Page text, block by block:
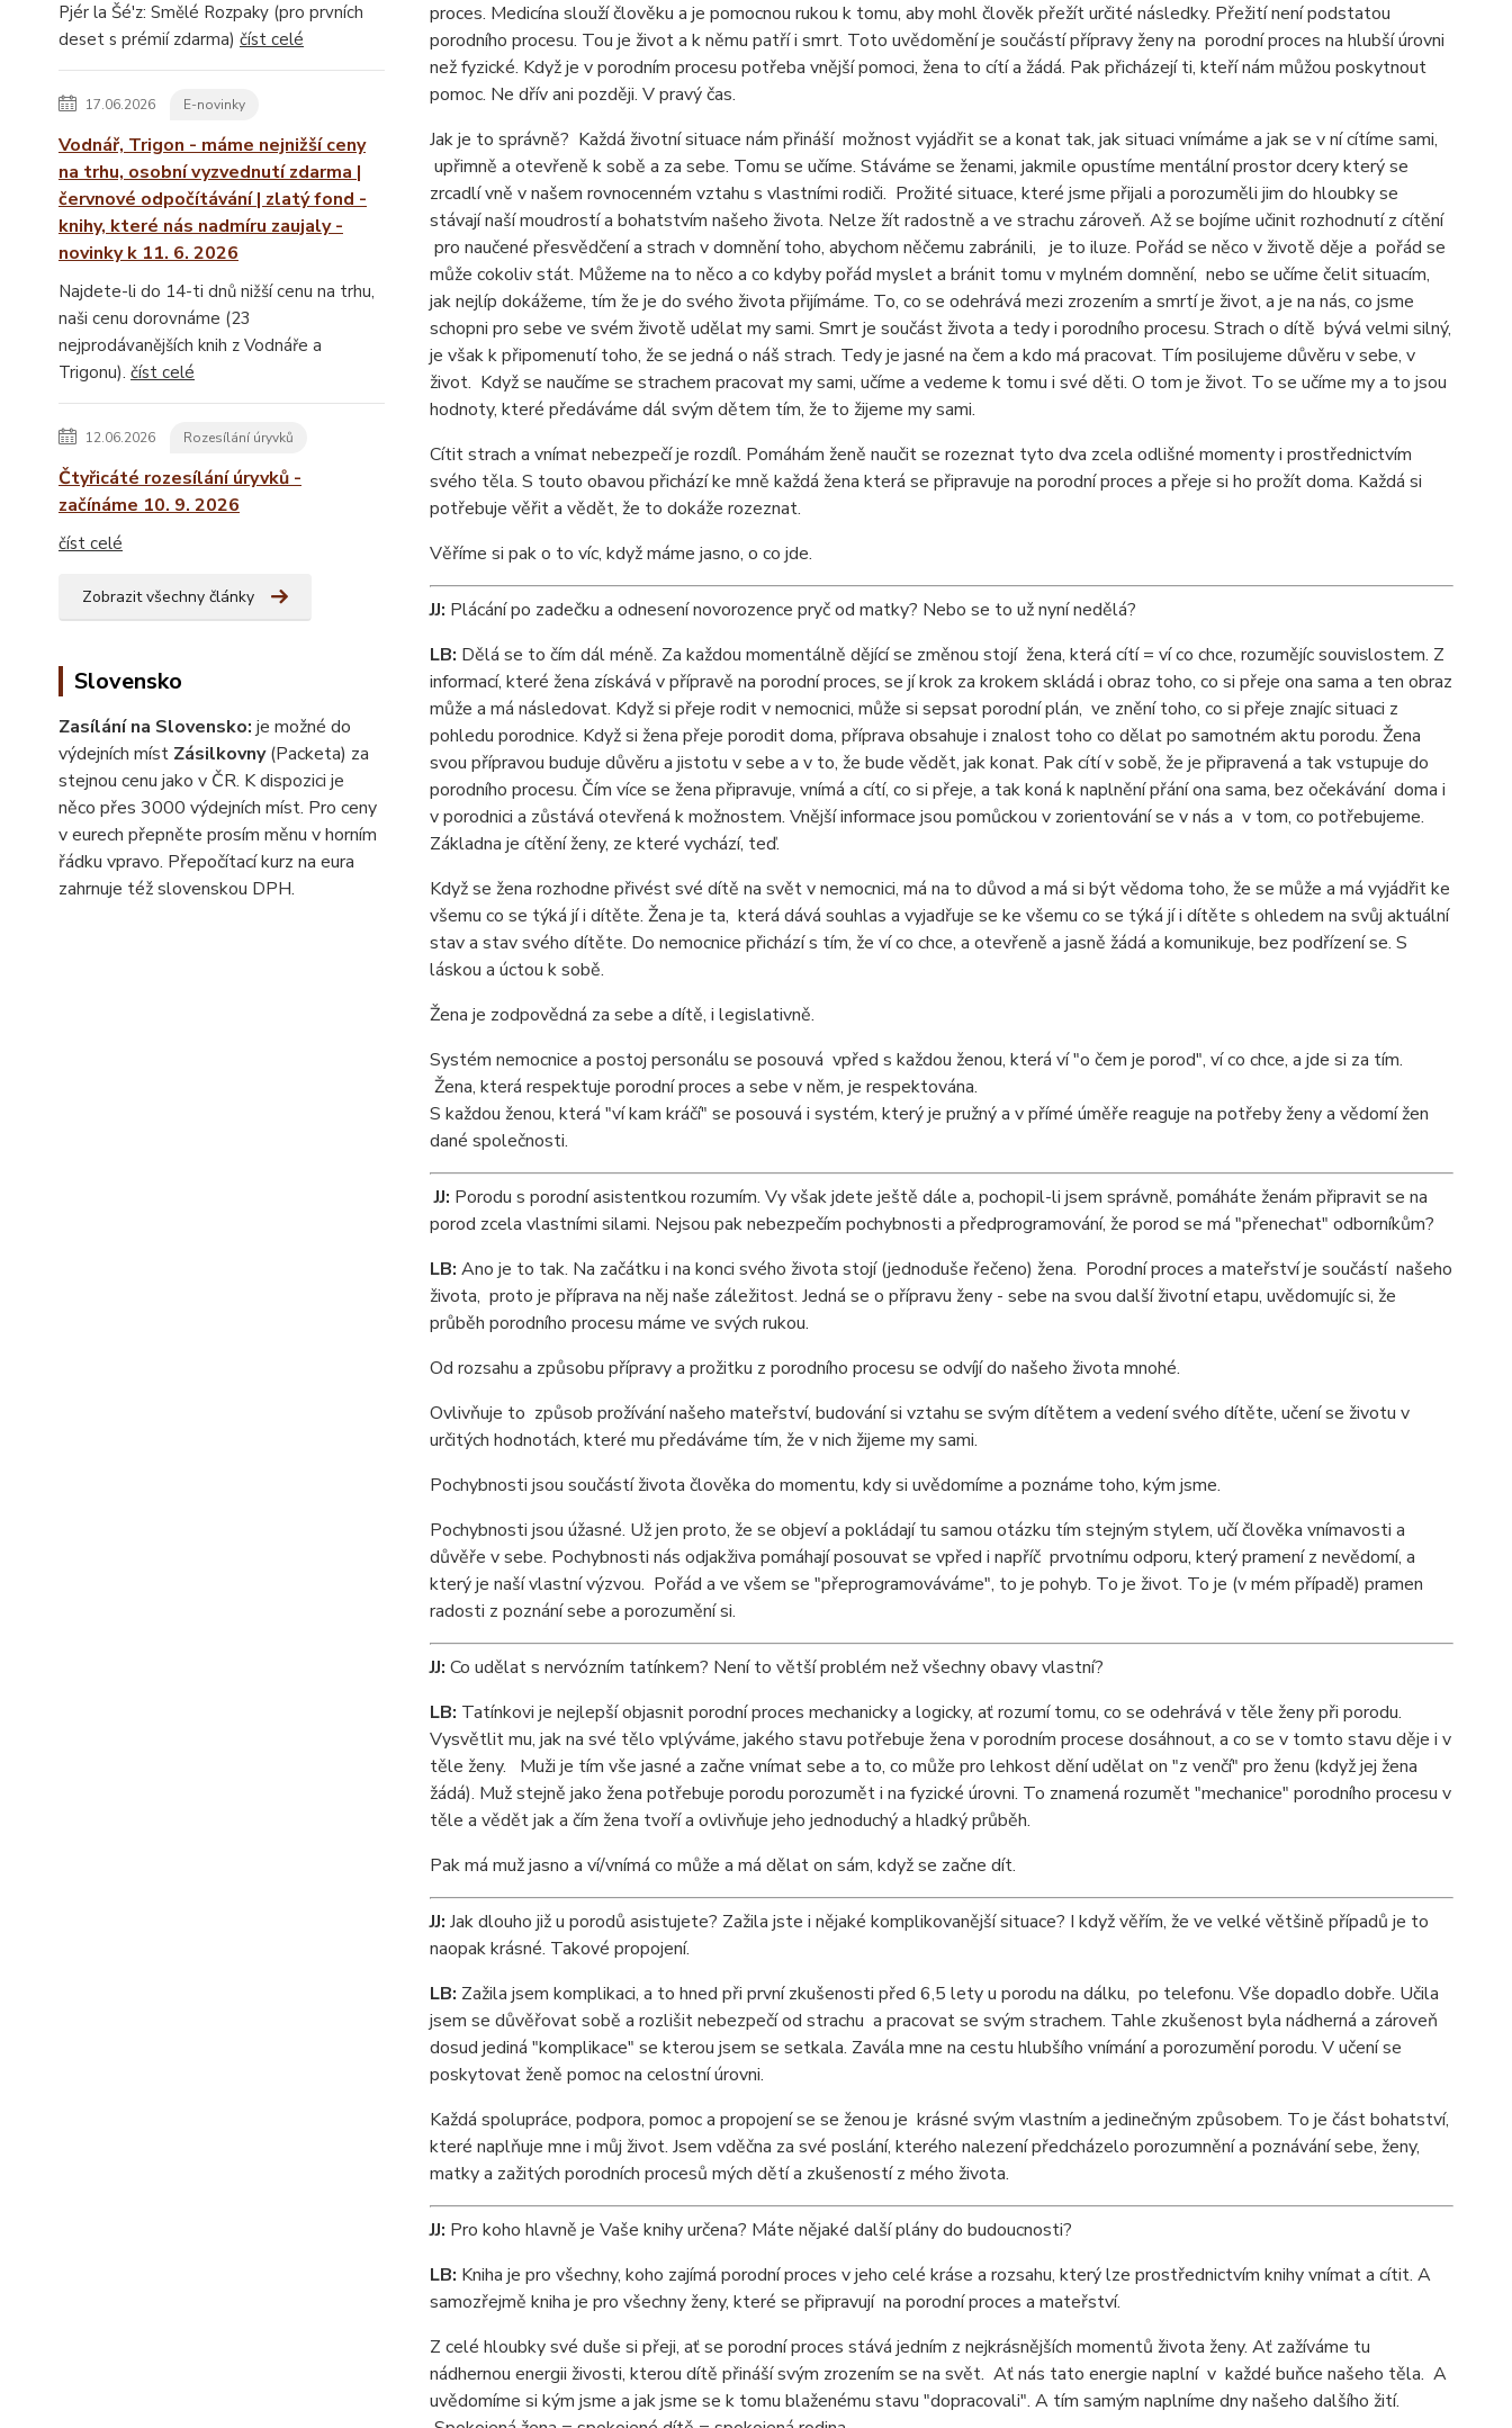
Pjér la Šé'z: Smělé Rozpaky (pro prvních
deset s prémií zdarma) číst celé
17.06.2026 E-novinky
Vodnář, Trigon - máme nejnižší ceny
na trhu, osobní vyzvednutí zdarma |
červnové odpočítávání | zlatý fond -
knihy, které nás nadmíru zaujaly -
novinky k 11. 6. 2026
Najdete-li do 14-ti dnů nižší cenu na trhu,
naši cenu dorovnáme (23
nejprodávanějších knih z Vodnáře a
Trigonu). číst celé
12.06.2026 Rozesílání úryvků
Čtyřicáté rozesílání úryvků -
začínáme 10. 9. 2026
číst celé
Zobrazit všechny články
Slovensko
Zasílání na Slovensko: je možné do
výdejních míst Zásilkovny(Packeta) za
stejnou cenu jako v ČR. K dispozici je
něco přes 3000 výdejních míst. Pro ceny
v eurech přepněte prosím měnu v horním
řádku vpravo. Přepočítací kurz na eura
zahrnuje též slovenskou DPH.
proces. Medicína slouží člověku a je pomocnou rukou k tomu, aby mohl člověk přežít určité následky. Přežití není podstatou
porodního procesu. Tou je život a k němu patří i smrt. Toto uvědomění je součástí přípravy ženy na porodní proces na hlubší úrovni
než fyzické. Když je v porodním procesu potřeba vnější pomoci, žena to cítí a žádá. Pak přicházejí ti, kteří nám můžou poskytnout
pomoc. Ne dřív ani později. V pravý čas.
Jak je to správně? Každá životní situace nám přináší možnost vyjádřit se a konat tak, jak situaci vnímáme a jak se v ní cítíme sami,
upřimně a otevřeně k sobě a za sebe. Tomu se učíme. Stáváme se ženami, jakmile opustíme mentální prostor dcery který se
zrcadlí vně v našem rovnocenném vztahu s vlastními rodiči. Prožité situace, které jsme přijali a porozuměli jim do hloubky se
stávají naší moudrostí a bohatstvím našeho života. Nelze žít radostně a ve strachu zároveň. Až se bojíme učinit rozhodnutí z cítění
pro naučené přesvědčení a strach v domnění toho, abychom něčemu zabránili, je to iluze. Pořád se něco v životě děje a pořád se
může cokoliv stát. Můžeme na to něco a co kdyby pořád myslet a bránit tomu v mylném domnění, nebo se učíme čelit situacím,
jak nejlíp dokážeme, tím že je do svého života přijímáme. To, co se odehrává mezi zrozením a smrtí je život, a je na nás, co jsme
schopni pro sebe ve svém životě udělat my sami. Smrt je součást života a tedy i porodního procesu. Strach o dítě bývá velmi silný,
je však k připomenutí toho, že se jedná o náš strach. Tedy je jasné na čem a kdo má pracovat. Tím posilujeme důvěru v sebe, v
život. Když se naučíme se strachem pracovat my sami, učíme a vedeme k tomu i své děti. O tom je život. To se učíme my a to jsou
hodnoty, které předáváme dál svým dětem tím, že to žijeme my sami.
Cítit strach a vnímat nebezpečí je rozdíl. Pomáhám ženě naučit se rozeznat tyto dva zcela odlišné momenty i prostřednictvím
svého těla. S touto obavou přichází ke mně každá žena která se připravuje na porodní proces a přeje si ho prožít doma. Každá si
potřebuje věřit a vědět, že to dokáže rozeznat.
Věříme si pak o to víc, když máme jasno, o co jde.
JJ: Plácání po zadečku a odnesení novorozence pryč od matky? Nebo se to už nyní nedělá?
LB: Dělá se to čím dál méně. Za každou momentálně dějící se změnou stojí žena, která cítí = ví co chce, rozumějíc souvislostem. Z
informací, které žena získává v přípravě na porodní proces, se jí krok za krokem skládá i obraz toho, co si přeje ona sama a ten obraz
může a má následovat. Když si přeje rodit v nemocnici, může si sepsat porodní plán, ve znění toho, co si přeje znajíc situaci z
pohledu porodnice. Když si žena přeje porodit doma, příprava obsahuje i znalost toho co dělat po samotném aktu porodu. Žena
svou přípravou buduje důvěru a jistotu v sebe a v to, že bude vědět, jak konat. Pak cítí v sobě, že je připravená a tak vstupuje do
porodního procesu. Čím více se žena připravuje, vnímá a cítí, co si přeje, a tak koná k naplnění přání ona sama, bez očekávání doma i
v porodnici a zůstává otevřená k možnostem. Vnější informace jsou pomůckou v zorientování se v nás a v tom, co potřebujeme.
Základna je cítění ženy, ze které vychází, teď.
Když se žena rozhodne přivést své dítě na svět v nemocnici, má na to důvod a má si být vědoma toho, že se může a má vyjádřit ke
všemu co se týká jí i dítěte. Žena je ta, která dává souhlas a vyjadřuje se ke všemu co se týká jí i dítěte s ohledem na svůj aktuální
stav a stav svého dítěte. Do nemocnice přichází s tím, že ví co chce, a otevřeně a jasně žádá a komunikuje, bez podřízení se. S
láskou a úctou k sobě.
Žena je zodpovědná za sebe a dítě, i legislativně.
Systém nemocnice a postoj personálu se posouvá vpřed s každou ženou, která ví "o čem je porod", ví co chce, a jde si za tím.
Žena, která respektuje porodní proces a sebe v něm, je respektována.
S každou ženou, která "ví kam kráčí" se posouvá i systém, který je pružný a v přímé úměře reaguje na potřeby ženy a vědomí žen
dané společnosti.
JJ: Porodu s porodní asistentkou rozumím. Vy však jdete ještě dále a, pochopil-li jsem správně, pomáháte ženám připravit se na
porod zcela vlastními silami. Nejsou pak nebezpečím pochybnosti a předprogramování, že porod se má "přenechat" odborníkům?
LB: Ano je to tak. Na začátku i na konci svého života stojí (jednoduše řečeno) žena. Porodní proces a mateřství je součástí našeho
života, proto je příprava na něj naše záležitost. Jedná se o přípravu ženy - sebe na svou další životní etapu, uvědomujíc si, že
průběh porodního procesu máme ve svých rukou.
Od rozsahu a způsobu přípravy a prožitku z porodního procesu se odvíjí do našeho života mnohé.
Ovlivňuje to způsob prožívání našeho mateřství, budování si vztahu se svým dítětem a vedení svého dítěte, učení se životu v
určitých hodnotách, které mu předáváme tím, že v nich žijeme my sami.
Pochybnosti jsou součástí života člověka do momentu, kdy si uvědomíme a poznáme toho, kým jsme.
Pochybnosti jsou úžasné. Už jen proto, že se objeví a pokládají tu samou otázku tím stejným stylem, učí člověka vnímavosti a
důvěře v sebe. Pochybnosti nás odjakživa pomáhají posouvat se vpřed i napříč prvotnímu odporu, který pramení z nevědomí, a
který je naší vlastní výzvou. Pořád a ve všem se "přeprogramováváme", to je pohyb. To je život. To je (v mém případě) pramen
radosti z poznání sebe a porozumění si.
JJ: Co udělat s nervózním tatínkem? Není to větší problém než všechny obavy vlastní?
LB: Tatínkovi je nejlepší objasnit porodní proces mechanicky a logicky, ať rozumí tomu, co se odehrává v těle ženy při porodu.
Vysvětlit mu, jak na své tělo vplýváme, jakého stavu potřebuje žena v porodním procese dosáhnout, a co se v tomto stavu děje i v
těle ženy. Muži je tím vše jasné a začne vnímat sebe a to, co může pro lehkost dění udělat on "z venčí" pro ženu (když jej žena
žádá). Muž stejně jako žena potřebuje porodu porozumět i na fyzické úrovni. To znamená rozumět "mechanice" porodního procesu v
těle a vědět jak a čím žena tvoří a ovlivňuje jeho jednoduchý a hladký průběh.
Pak má muž jasno a ví/vnímá co může a má dělat on sám, když se začne dít.
JJ: Jak dlouho již u porodů asistujete? Zažila jste i nějaké komplikovanější situace? I když věřím, že ve velké většině případů je to
naopak krásné. Takové propojení.
LB: Zažila jsem komplikaci, a to hned při první zkušenosti před 6,5 lety u porodu na dálku, po telefonu. Vše dopadlo dobře. Učila
jsem se důvěřovat sobě a rozlišit nebezpečí od strachu a pracovat se svým strachem. Tahle zkušenost byla nádherná a zároveň
dosud jediná "komplikace" se kterou jsem se setkala. Zavála mne na cestu hlubšího vnímání a porozumění porodu. V učení se
poskytovat ženě pomoc na celostní úrovni.
Každá spolupráce, podpora, pomoc a propojení se se ženou je krásné svým vlastním a jedinečným způsobem. To je část bohatství,
které naplňuje mne i můj život. Jsem vděčna za své poslání, kterého nalezení předcházelo porozumnění a poznávání sebe, ženy,
matky a zažitých porodních procesů mých dětí a zkušeností z mého života.
JJ: Pro koho hlavně je Vaše knihy určena? Máte nějaké další plány do budoucnosti?
LB: Kniha je pro všechny, koho zajímá porodní proces v jeho celé kráse a rozsahu, který lze prostřednictvím knihy vnímat a cítit. A
samozřejmě kniha je pro všechny ženy, které se připravují na porodní proces a mateřství.
Z celé hloubky své duše si přeji, ať se porodní proces stává jedním z nejkrásnějších momentů života ženy. Ať zažíváme tu
nádhernou energii živosti, kterou dítě přináší svým zrozením se na svět. Ať nás tato energie naplní v každé buňce našeho těla. A
uvědomíme si kým jsme a jak jsme se k tomu blaženému stavu "dopracovali". A tím samým naplníme dny našeho dalšího žití.